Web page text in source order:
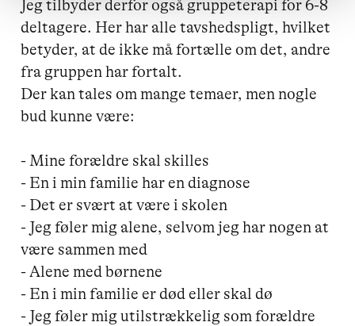
Jeg tilbyder derfor også gruppeterapi for 6-8
deltagere. Her har alle tavshedspligt, hvilket
betyder, at de ikke må fortælle om det, andre
fra gruppen har fortalt.
Der kan tales om mange temaer, men nogle
bud kunne være:
- Mine forældre skal skilles
- En i min familie har en diagnose
- Det er svært at være i skolen
- Jeg føler mig alene, selvom jeg har nogen at
være sammen med
- Alene med børnene
- En i min familie er død eller skal dø
- Jeg føler mig utilstrækkelig som forældre